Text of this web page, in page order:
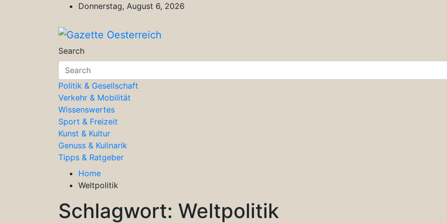
Donnerstag, August 6, 2026
Gazette Oesterreich
Magazin für Freizeit, Politik, Kultur & Wissenschaft
Search
Politik & Gesellschaft
Verkehr & Mobilität
Wissenswertes
Sport & Freizeit
Kunst & Kultur
Genuss & Kulinarik
Tipps & Ratgeber
Home
Weltpolitik
Schlagwort: Weltpolitik